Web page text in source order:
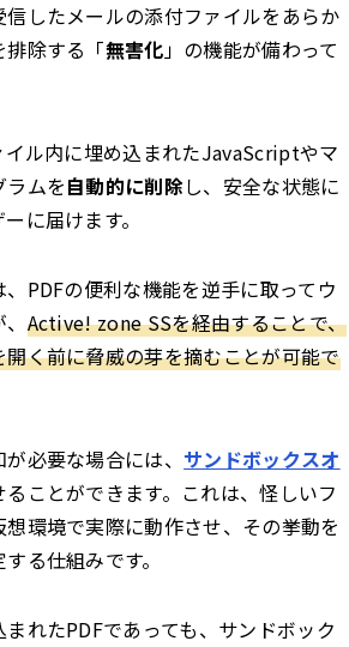
したメールの添付ファイルをあらか
排除する「無害化」の機能が備わって
ル内に埋め込まれたJavaScriptやマ
ムを自動的に削除し、安全な状態に
に届けます。
PDFの便利な機能を逆手に取ってウ
Active! zone SSを経由することで、
く前に脅威の芽を摘むことが可能で
必要な場合には、 サンドボックスオ
ことができます。これは、怪しいフ
環境で実際に動作させ、その挙動を
る仕組みです。
れたPDFであっても、サンドボック